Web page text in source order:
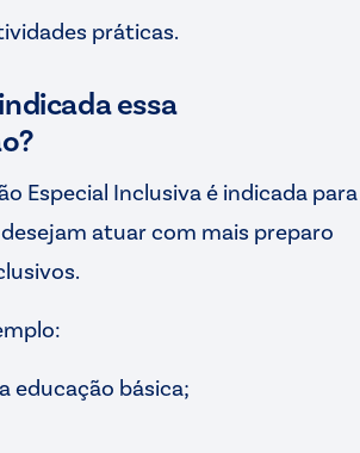
práticas.
essa
Especial Inclusiva é indicada para
atuar com mais preparo
educação básica;